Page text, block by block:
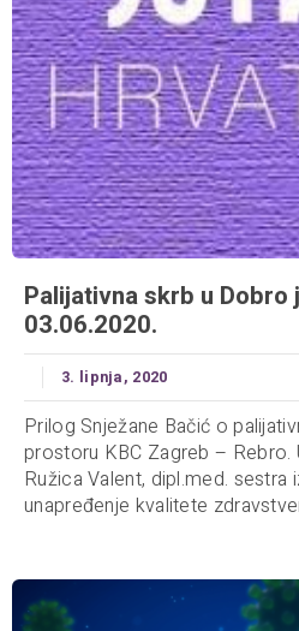
Palijativna skrb u
03.06.2020.
3. lipnja, 2020
Prilog Snježane Bačić o
prostoru KBC Zagreb – Rebro.
Ružica Valent, dipl.med. sestra
unapređenje kvalitete